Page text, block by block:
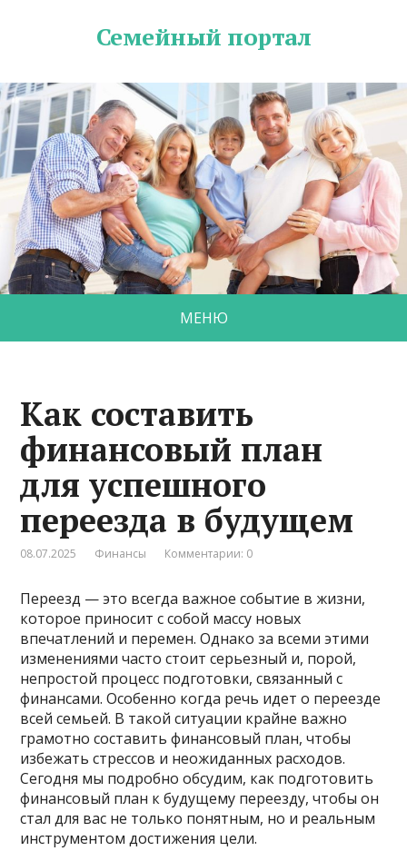
Семейный портал
МЕНЮ
Как составить
финансовый план
для успешного
переезда в будущем
08.07.2025 Финансы Комментарии: 0
Переезд — это всегда важное событие в жизни,
которое приносит с собой массу новых
впечатлений и перемен. Однако за всеми этими
изменениями часто стоит серьезный и, порой,
непростой процесс подготовки, связанный с
финансами. Особенно когда речь идет о переезде
всей семьей. В такой ситуации крайне важно
грамотно составить финансовый план, чтобы
избежать стрессов и неожиданных расходов.
Сегодня мы подробно обсудим, как подготовить
финансовый план к будущему переезду, чтобы он
стал для вас не только понятным, но и реальным
инструментом достижения цели.